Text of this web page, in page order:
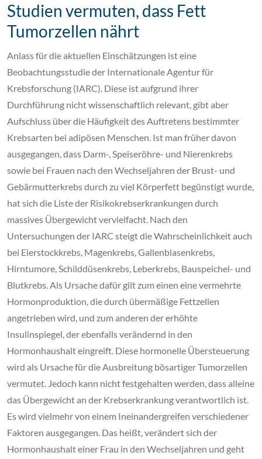
Studien vermuten, dass Fett
Tumorzellen nährt
Anlass für die aktuellen Einschätzungen ist eine
Beobachtungsstudie der Internationale Agentur für
Krebsforschung (IARC). Diese ist aufgrund ihrer
Durchführung nicht wissenschaftlich relevant, gibt aber
Aufschluss über die Häufigkeit des Auftretens bestimmter
Krebsarten bei adipösen Menschen. Ist man früher davon
ausgegangen, dass Darm-, Speiseröhre- und Nierenkrebs
sowie bei Frauen nach den Wechseljahren der Brust- und
Gebärmutterkrebs durch zu viel Körperfett begünstigt wurde,
hat sich die Liste der Risikokrebserkrankungen durch
massives Übergewicht vervielfacht. Nach den
Untersuchungen der IARC steigt die Wahrscheinlichkeit auch
bei Eierstockkrebs, Magenkrebs, Gallenblasenkrebs,
Hirntumore, Schilddüsenkrebs, Leberkrebs, Bauspeichel- und
Blutkrebs. Als Ursache dafür gilt zum einen eine vermehrte
Hormonproduktion, die durch übermäßige Fettzellen
angetrieben wird, und zum anderen der erhöhte
Insulinspiegel, der ebenfalls verändernd in den
Hormonhaushalt eingreift. Diese hormonelle Übersteuerung
wird als Ursache für die Ausbreitung bösartiger Tumorzellen
vermutet. Jedoch kann nicht festgehalten werden, dass alleine
das Übergewicht an der Krebserkrankung verantwortlich ist.
Es wird vielmehr von einem Ineinandergreifen verschiedener
Faktoren ausgegangen. Das heißt, verändert sich der
Hormonhaushalt einer Frau in den Wechseljahren und geht